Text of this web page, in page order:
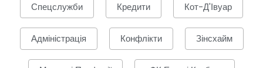
Спецслужби Кредити Кот-Д'Івуар
Адміністрація Конфлікти Зінсхайм